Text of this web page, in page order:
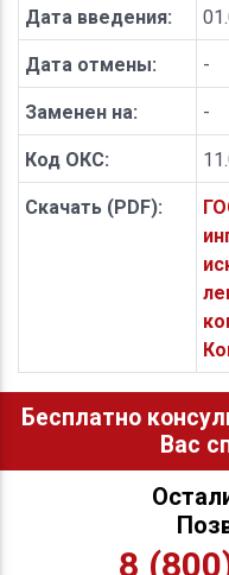
Дата введения:
Дата отмены: -
Заменен на: -
Код ОКС:
Скачать (PDF):
Бесплатно
Вас
8